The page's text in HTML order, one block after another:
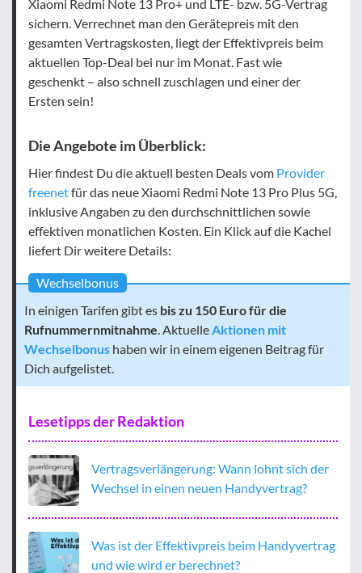
Xiaomi Redmi Note 13 Pro+ und LTE- bzw. 5G-Vertrag
sichern. Verrechnet man den Gerätepreis mit den
gesamten Vertragskosten, liegt der Effektivpreis beim
aktuellen Top-Deal bei nur im Monat. Fast wie
geschenkt – also schnell zuschlagen und einer der
Ersten sein!
Die Angebote im Überblick:
Hier findest Du die aktuell besten Deals vom Provider
freenetfür das neue Xiaomi Redmi Note 13 Pro Plus 5G,
inklusive Angaben zu den durchschnittlichen sowie
effektiven monatlichen Kosten. Ein Klick auf die Kachel
liefert Dir weitere Details:
Wechselbonus
In einigen Tarifen gibt es bis zu 150 Euro für die
Rufnummernmitnahme. AktuelleAktionen mit
Wechselbonus haben wir in einem eigenen Beitrag für
Dich aufgelistet.
Lesetipps der Redaktion
Vertragsverlängerung: Wann lohnt sich der
Wechsel in einen neuen Handyvertrag?
Was ist der Effektivpreis beim Handyvertrag
und wie wird er berechnet?